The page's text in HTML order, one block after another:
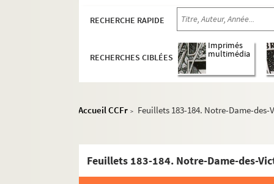
RECHERCHE RAPIDE
RECHERCHES CIBLÉES
Imprimés
multimédia
Accueil CCFr > Feuillets 183-184. Notre-Dame-des-
Feuillets 183-184. Notre-Dame-des-
Section A : séries 42 à 45, Monuments publics
Section B : série 46, Hôtels, maisons et édifices
Faubourg-Saint-Honoré - Louvois